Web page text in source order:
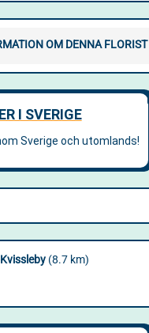
OM DENNA FLORIST
Kvissleby(8.7 km)